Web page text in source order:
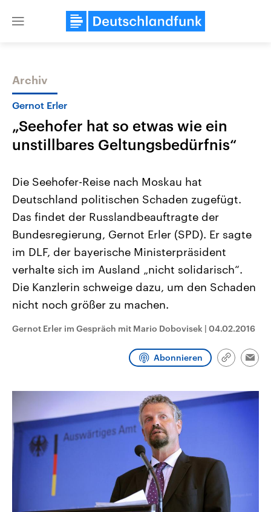
Close
Themen
Landtagswahl Sachsen-Anhalt
2026
Alle Informationen
Sachsen-Anhalt wählt am 6.
September 2026 einen neuen
Landtag. Seit 2021 wird das
Bundesland von einer Koalition aus
Umfragen, Prognosen,
Wahlprogramme, aktuelle Berichte
und Hintergründe zu den Parteien
Wahl.
USA
Aktuelle Beiträge,
Hintergründe
Wirtschaftlich und
gehören die Vereinigten
den mächtigsten Ländern
mit großem Einfluss auf
Sendungen Programm Podcasts
Archiv
Gernot Erler
„Seehofer hat so etwas wie ein
unstillbares Geltungsbedürfnis“
Die Seehofer-Reise nach Moskau hat
Deutschland politischen Schaden zugefügt.
Das findet der Russlandbeauftragte der
Bundesregierung, Gernot Erler (SPD). Er sagte
im DLF, der bayerische Ministerpräsident
verhalte sich im Ausland „nicht solidarisch“.
Die Kanzlerin schweige dazu, um den Schaden
nicht noch größer zu machen.
Gernot Erler im Gespräch mit Mario Dobovisek | 04.02.2016
Abonnieren
Link